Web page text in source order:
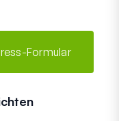
Formular